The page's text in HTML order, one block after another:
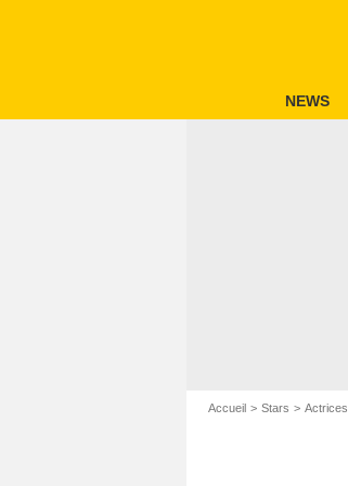
NEWS
Accueil Stars Actrices